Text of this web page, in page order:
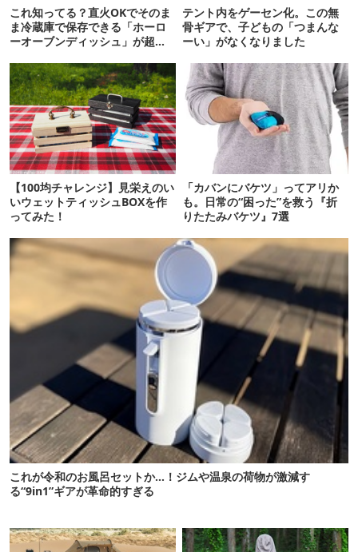
これ知ってる？直火OKでそのま
ま冷蔵庫で保存できる「ホーロ
ーオーブンディッシュ」が超便
テント内をゲーセン化。この無
骨ギアで、子どもの「つまんな
ーい」がなくなりました
【100均チャレンジ】見栄えのい
いウェットティッシュBOXを作
ってみた！
「カバンにバケツ」ってアリか
も。日常の“困った”を救う『折
りたたみバケツ』7選
これが令和のお風呂セットか…！ジムや温泉の荷物が激減す
る“9in1”ギアが革命的すぎる